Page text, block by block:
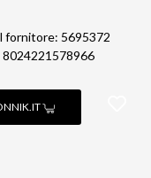
fornitore: 5695372
8024221578966